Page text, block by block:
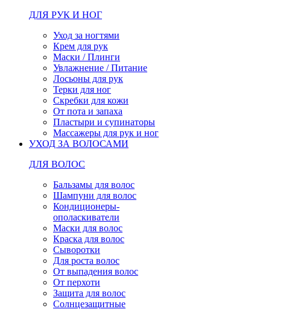
ДЛЯ РУК И НОГ
Уход за ногтями
Крем для рук
Маски / Плинги
Увлажнение / Питание
Лосьоны для рук
Терки для ног
Скребки для кожи
От пота и запаха
Пластыри и супинаторы
Массажеры для рук и ног
УХОД ЗА ВОЛОСАМИ
ДЛЯ ВОЛОС
Бальзамы для волос
Шампуни для волос
Кондиционеры-
ополаскиватели
Маски для волос
Краска для волос
Сыворотки
Для роста волос
От выпадения волос
От перхоти
Защита для волос
Солнцезащитные